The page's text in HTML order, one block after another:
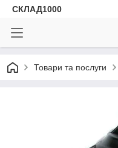
СКЛАД1000
Товари та послуги